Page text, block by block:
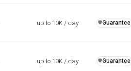
up to 10K / day ️🛡️Guarantee
up to 10K / day ️🛡️Guarantee